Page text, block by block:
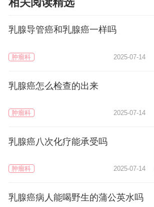
乳腺导管癌和乳腺癌一样吗
肿瘤科 2025-07-14
乳腺癌怎么检查的出来
肿瘤科 2025-07-14
乳腺癌八次化疗能承受吗
肿瘤科 2025-07-14
乳腺癌病人能喝野生的蒲公英水吗